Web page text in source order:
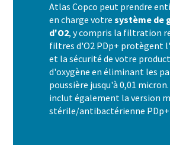
Atlas Copco peut prendre
en charge votre système de
d'O2, y compris la filtration
filtres d'O2 PDp+ protègent
et la sécurité de votre
d'oxygène en éliminant les
poussière jusqu'à 0,01
inclut également la version
stérile/antibactérienne PDp+